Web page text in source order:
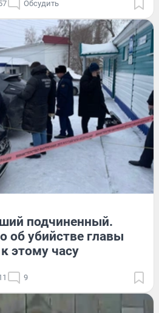
Обсудить
подчиненный.
об убийстве главы
этому часу
9